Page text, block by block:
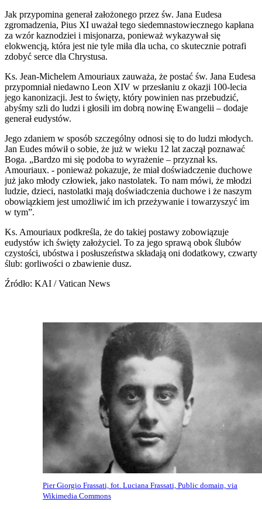
Jak przypomina generał założonego przez św. Jana Eudesa
zgromadzenia, Pius XI uważał tego siedemnastowiecznego kapłana
za wzór kaznodziei i misjonarza, ponieważ wykazywał się
elokwencją, która jest nie tyle miła dla ucha, co skutecznie potrafi
zdobyć serce dla Chrystusa.
Ks. Jean-Michelem Amouriaux zauważa, że postać św. Jana Eudesa
przypomniał niedawno Leon XIV w przesłaniu z okazji 100-lecia
jego kanonizacji. Jest to święty, który powinien nas przebudzić,
abyśmy szli do ludzi i głosili im dobrą nowinę Ewangelii – dodaje
generał eudystów.
Jego zdaniem w sposób szczególny odnosi się to do ludzi młodych.
Jan Eudes mówił o sobie, że już w wieku 12 lat zaczął poznawać
Boga. „Bardzo mi się podoba to wyrażenie – przyznał ks.
Amouriaux. - ponieważ pokazuje, że miał doświadczenie duchowe
już jako młody człowiek, jako nastolatek. To nam mówi, że młodzi
ludzie, dzieci, nastolatki mają doświadczenia duchowe i że naszym
obowiązkiem jest umożliwić im ich przeżywanie i towarzyszyć im
w tym”.
Ks. Amouriaux podkreśla, że do takiej postawy zobowiązuje
eudystów ich święty założyciel. To za jego sprawą obok ślubów
czystości, ubóstwa i posłuszeństwa składają oni dodatkowy, czwarty
ślub: gorliwości o zbawienie dusz.
Źródło: KAI / Vatican News
Pier Giorgio Frassati, fot. Luciana Frassati, Public domain, via
Wikimedia Commons